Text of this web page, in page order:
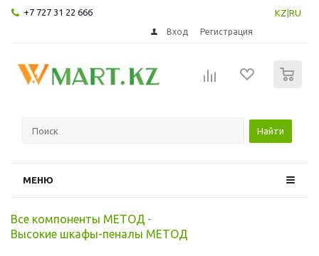
+7 727 31 22 666 KZ RU
Вход Регистрация
Найти
МЕНЮ
Все компоненты МЕТОД -
Высокие шкафы-пеналы МЕТОД